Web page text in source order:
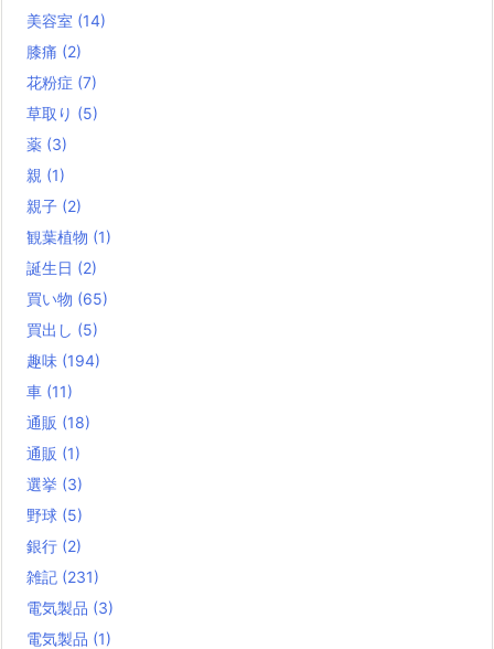
美容室 (14)
膝痛 (2)
花粉症 (7)
草取り (5)
薬 (3)
親 (1)
親子 (2)
観葉植物 (1)
誕生日 (2)
買い物 (65)
買出し (5)
趣味 (194)
車 (11)
通販 (18)
通販 (1)
選挙 (3)
野球 (5)
銀行 (2)
雑記 (231)
電気製品 (3)
電気製品 (1)